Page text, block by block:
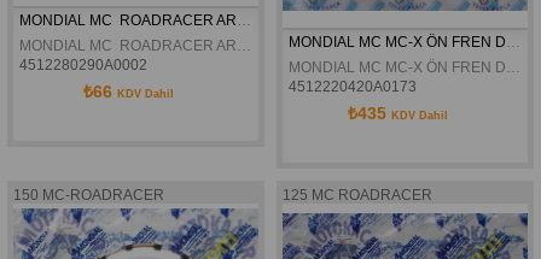
MONDIAL MC  ROADRACER ARKA FREN BALATASI
MONDIAL MC  ROADRACER ARKA FREN BALATASI
4512280290A0002
₺66 KDV Dahil
MONDIAL MC MC-X ÖN FREN DISKI ORJINAL
MONDIAL MC MC-X ÖN FREN DISKI ORJINAL
4512220420A0173
₺435 KDV Dahil
150 MC-ROADRACER 125 MC ROADRACER